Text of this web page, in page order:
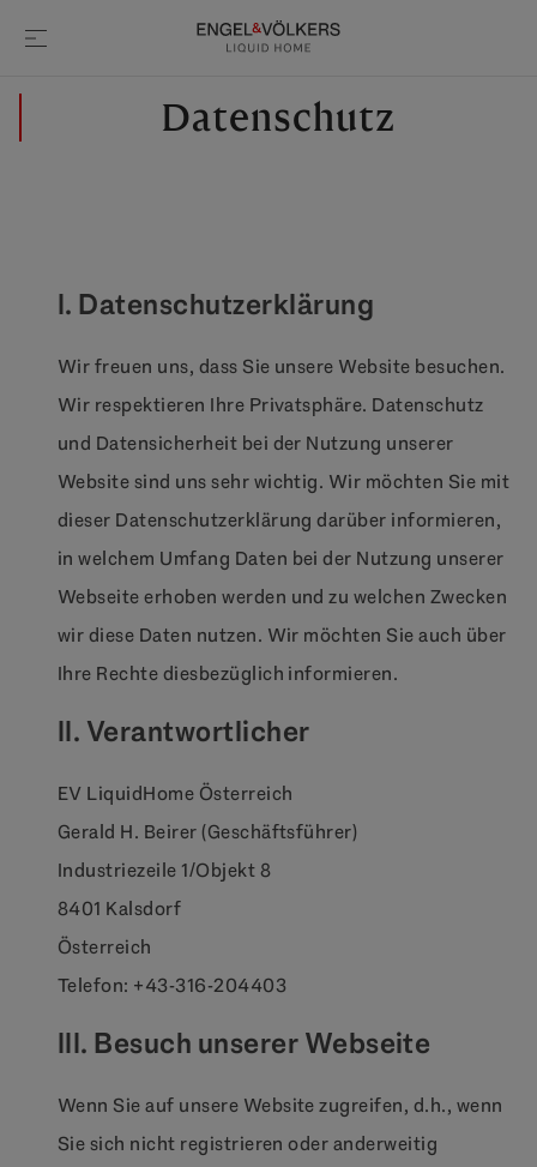
Datenschutz
I. Datenschutzerklärung
Wir freuen uns, dass Sie unsere Website besuchen.
Wir respektieren Ihre Privatsphäre. Datenschutz
und Datensicherheit bei der Nutzung unserer
Website sind uns sehr wichtig. Wir möchten Sie mit
dieser Datenschutzerklärung darüber informieren,
in welchem Umfang Daten bei der Nutzung unserer
Webseite erhoben werden und zu welchen Zwecken
wir diese Daten nutzen. Wir möchten Sie auch über
Ihre Rechte diesbezüglich informieren.
II. Verantwortlicher
EV LiquidHome Österreich
Gerald H. Beirer (Geschäftsführer)
Industriezeile 1/Objekt 8
8401 Kalsdorf
Österreich
Telefon: +43-316-204403
III. Besuch unserer Webseite
Wenn Sie auf unsere Website zugreifen, d.h., wenn
Sie sich nicht registrieren oder anderweitig